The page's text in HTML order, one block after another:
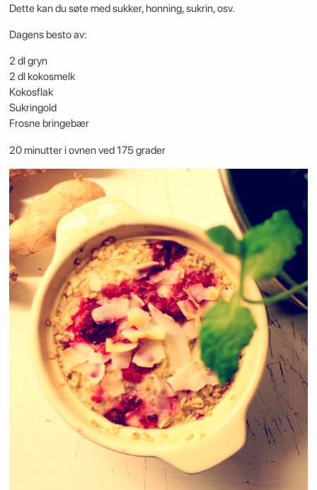
Dette kan du søte med sukker, honning, sukrin, osv.
Dagens besto av:
2 dl gryn
2 dl kokosmelk
Kokosflak
Sukringold
Frosne bringebær
20 minutter i ovnen ved 175 grader